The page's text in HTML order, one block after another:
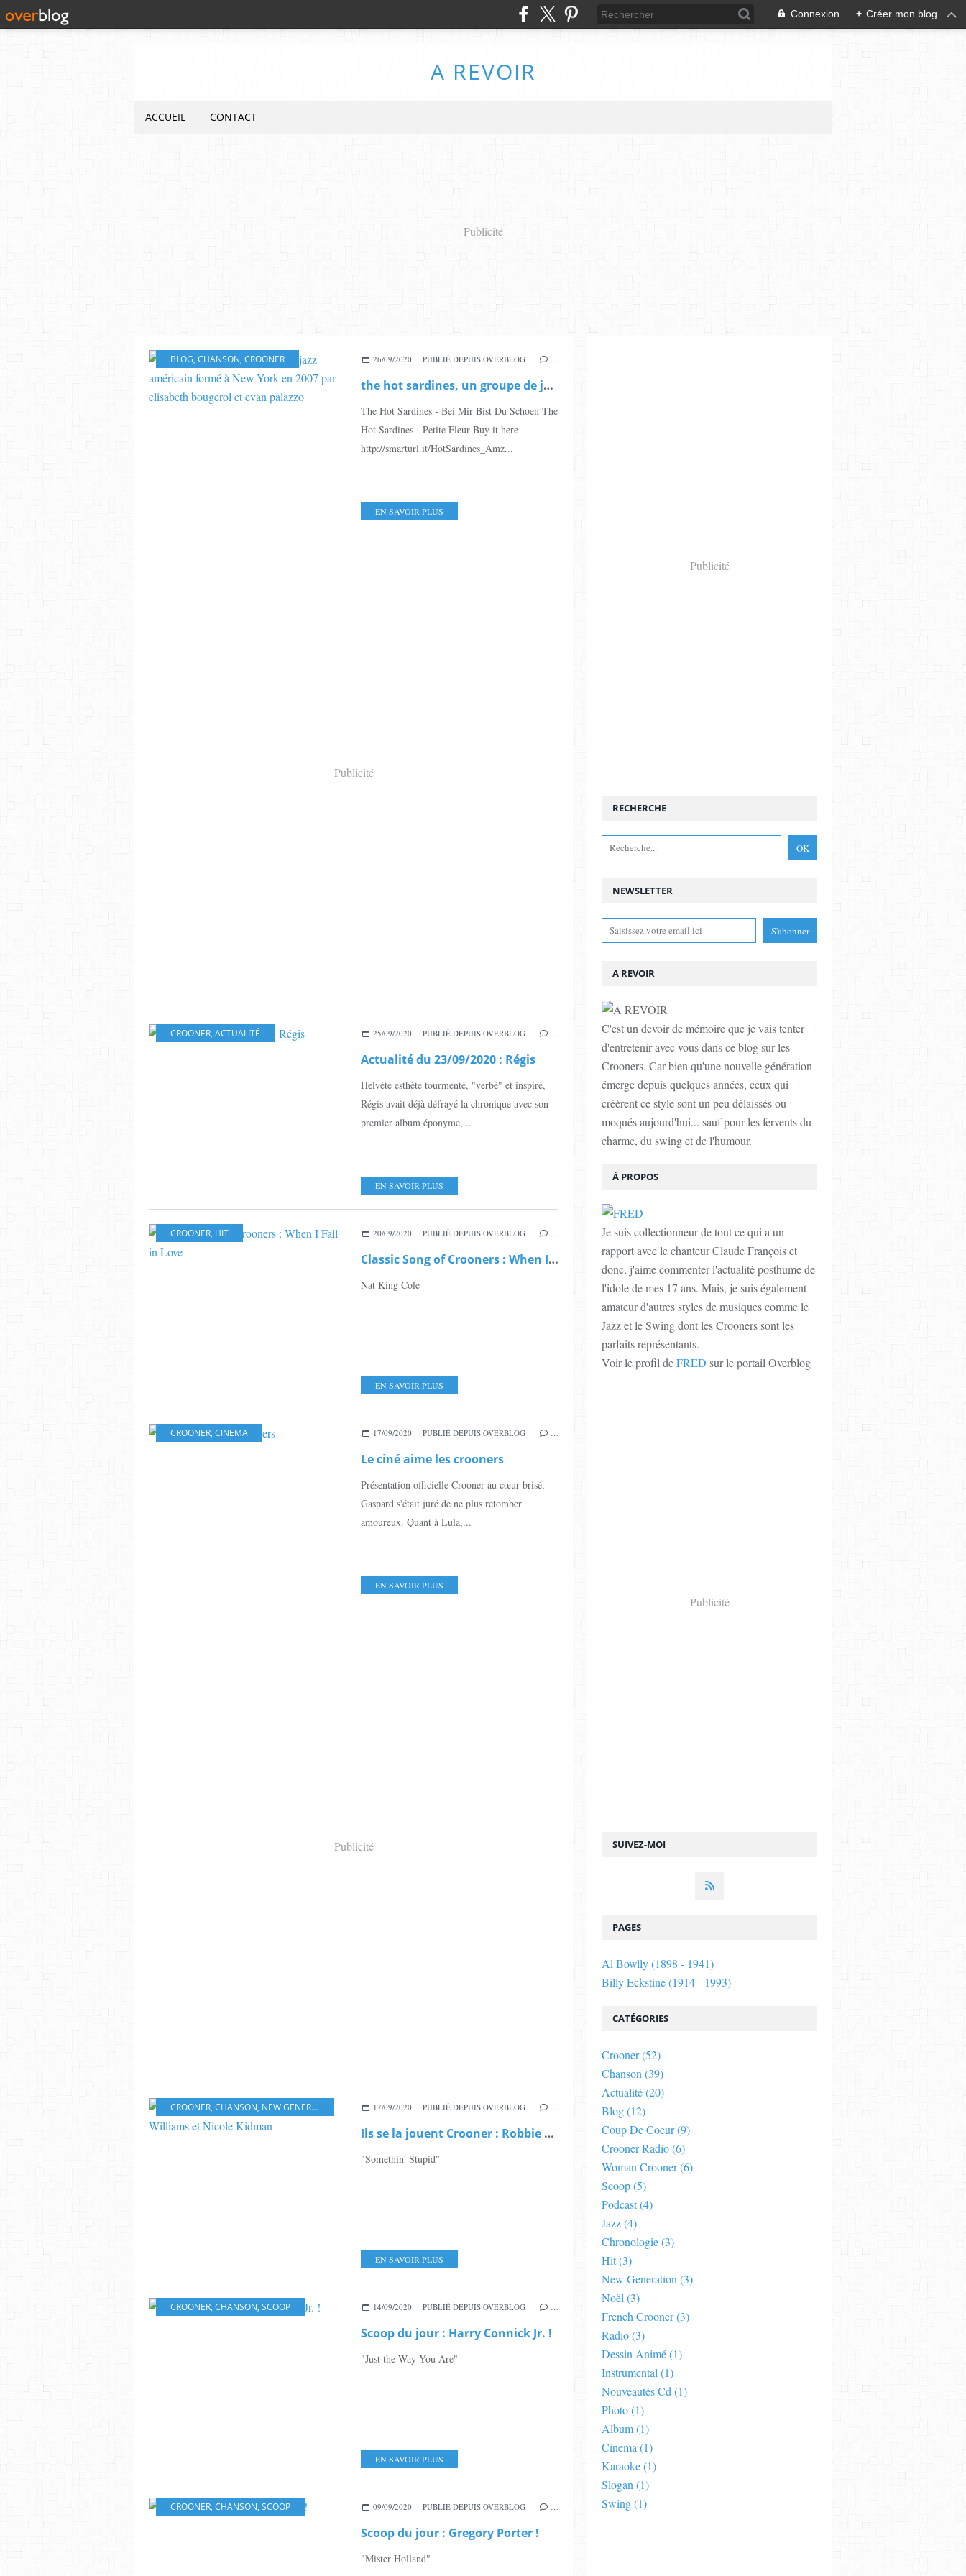
Connexion + Créer mon blog
A REVOIR
ACCUEIL CONTACT
Publicité
BLOG, CHANSON, CROONER 26/09/2020 PUBLIÉ DEPUIS OVERBLOG …
the hot sardines, un groupe de jazz américain formé à New-York en 2007 par elisabeth bougerol et evan palazzo
The Hot Sardines - Bei Mir Bist Du Schoen The
Hot Sardines - Petite Fleur Buy it here -
http://smarturl.it/HotSardines_Amz...
EN SAVOIR PLUS
Publicité
CROONER, ACTUALITÉ 25/09/2020 PUBLIÉ DEPUIS OVERBLOG …
Actualité du 23/09/2020 : Régis
Helvète esthète tourmenté, "verbé" et inspiré,
Régis avait déjà défrayé la chronique avec son
premier album éponyme,...
EN SAVOIR PLUS
CROONER, HIT 20/09/2020 PUBLIÉ DEPUIS OVERBLOG …
Classic Song of Crooners : When I Fall in Love
Nat King Cole
EN SAVOIR PLUS
CROONER, CINEMA 17/09/2020 PUBLIÉ DEPUIS OVERBLOG …
Le ciné aime les crooners
Présentation officielle Crooner au cœur brisé,
Gaspard s'était juré de ne plus retomber
amoureux. Quant à Lula,...
EN SAVOIR PLUS
Publicité
CROONER, CHANSON, NEW GENERATION 17/09/2020 PUBLIÉ DEPUIS OVERBLOG …
Ils se la jouent Crooner : Robbie Williams et Nicole Kidman
"Somethin' Stupid"
EN SAVOIR PLUS
CROONER, CHANSON, SCOOP 14/09/2020 PUBLIÉ DEPUIS OVERBLOG …
Scoop du jour : Harry Connick Jr. !
"Just the Way You Are"
EN SAVOIR PLUS
CROONER, CHANSON, SCOOP 09/09/2020 PUBLIÉ DEPUIS OVERBLOG …
Scoop du jour : Gregory Porter !
"Mister Holland"
Publicité
NEWSLETTER
SUIVEZ-MOI
RECHERCHE
A REVOIR
C'est un devoir de mémoire que je vais tenter
d'entretenir avec vous dans ce blog sur les
Crooners. Car bien qu'une nouvelle génération
émerge depuis quelques années, ceux qui
créèrent ce style sont un peu délaissés ou
moqués aujourd'hui... sauf pour les fervents du
charme, du swing et de l'humour.
À PROPOS
Je suis collectionneur de tout ce qui a un
rapport avec le chanteur Claude François et
donc, j'aime commenter l'actualité posthume de
l'idole de mes 17 ans. Mais, je suis également
amateur d'autres styles de musiques comme le
Jazz et le Swing dont les Crooners sont les
parfaits représentants.
Voir le profil deFRED sur le portail Overblog
Publicité
PAGES
Al Bowlly (1898 - 1941)
Billy Eckstine (1914 - 1993)
CATÉGORIES
Crooner(52)
Chanson (39)
Actualité(20)
Blog(12)
Coup De Coeur(9)
Crooner Radio(6)
Woman Crooner(6)
Scoop(5)
Podcast(4)
Jazz(4)
Chronologie(3)
Hit(3)
New Generation (3)
Noël (3)
French Crooner(3)
Radio(3)
Dessin Animé(1)
Instrumental (1)
Nouveautés Cd (1)
Photo(1)
Album(1)
Cinema (1)
Karaoke(1)
Slogan (1)
Swing(1)